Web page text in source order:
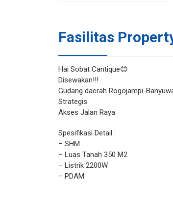
Fasilitas
Hai Sobat Cantique😊
Disewakan!!!
Gudang daerah Rogojampi-
Strategis
Akses Jalan Raya
Spesifikasi Detail :
– SHM
– Luas Tanah 350 M2
– Listrik 2200W
– PDAM